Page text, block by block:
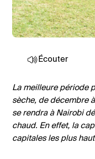
Écouter
La meilleure période
sèche, de décembre
se rendra à Nairobi
chaud. En effet, la
capitales les plus